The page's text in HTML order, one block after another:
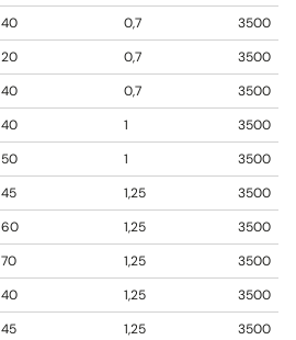
40 0,7
3500
20 0,7
3500
40 0,7
3500
40 1
3500
50 1
3500
45 1,25
3500
60 1,25
3500
70 1,25
3500
40 1,25
3500
45 1,25
3500